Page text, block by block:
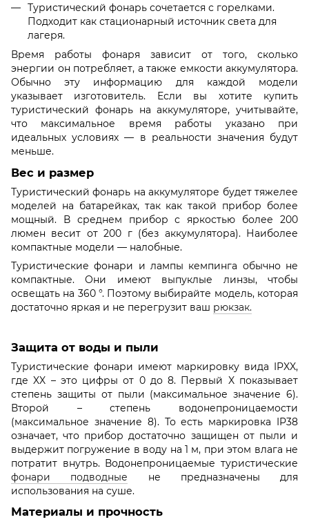
Туристический фонарь сочетается с горелками.
Подходит как стационарный источник света для
лагеря.
Время работы фонаря зависит от того, сколько
энергии он потребляет, а также емкости аккумулятора.
Обычно эту информацию для каждой модели
указывает изготовитель. Если вы хотите купить
туристический фонарь на аккумуляторе, учитывайте,
что максимальное время работы указано при
идеальных условиях — в реальности значения будут
меньше.
Вес и размер
Туристический фонарь на аккумуляторе будет тяжелее
моделей на батарейках, так как такой прибор более
мощный. В среднем прибор с яркостью более 200
люмен весит от 200 г (без аккумулятора). Наиболее
компактные модели — налобные.
Туристические фонари и лампы кемпинга обычно не
компактные. Они имеют выпуклые линзы, чтобы
освещать на 360 °. Поэтому выбирайте модель, которая
достаточно яркая и не перегрузит ваш рюкзак.
Защита от воды и пыли
Туристические фонари имеют маркировку вида IPXX,
где XX – это цифры от 0 до 8. Первый X показывает
степень защиты от пыли (максимальное значение 6).
Второй – степень водонепроницаемости
(максимальное значение 8). То есть маркировка IP38
означает, что прибор достаточно защищен от пыли и
выдержит погружение в воду на 1 м, при этом влага не
потратит внутрь. Водонепроницаемые туристические
фонари подводные не предназначены для
использования на суше.
Материалы и прочность